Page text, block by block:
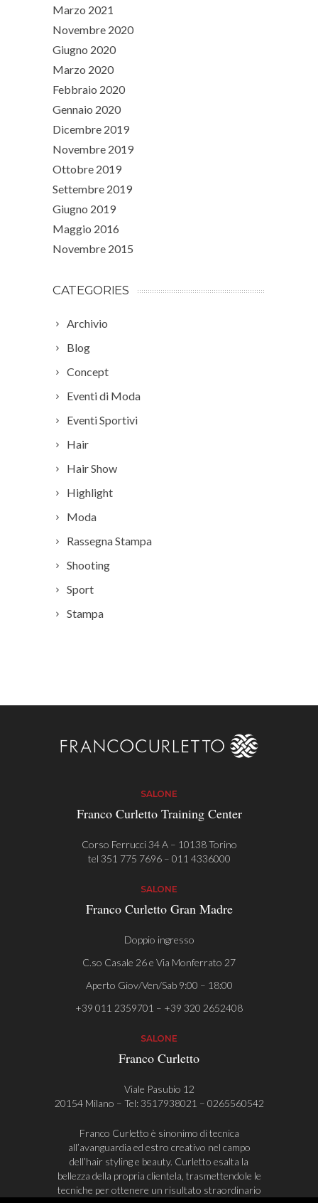
Marzo 2021
Novembre 2020
Giugno 2020
Marzo 2020
Febbraio 2020
Gennaio 2020
Dicembre 2019
Novembre 2019
Ottobre 2019
Settembre 2019
Giugno 2019
Maggio 2016
Novembre 2015
CATEGORIES
Archivio
Blog
Concept
Eventi di Moda
Eventi Sportivi
Hair
Hair Show
Highlight
Moda
Rassegna Stampa
Shooting
Sport
Stampa
SALONE
Franco Curletto Training Center
Corso Ferrucci 34 A – 10138 Torino
tel 351 775 7696– 011 4336000
SALONE
Franco Curletto Gran Madre
Doppio ingresso
C.so Casale 26 e Via Monferrato 27
Aperto Giov/Ven/Sab 9:00 – 18:00
+39 011 2359701 – +39 320 2652408
SALONE
Franco Curletto
Viale Pasubio 12
20154 Milano – Tel:3517938021 – 0265560542
Franco Curletto è sinonimo di tecnica
all’avanguardia ed estro creativo nel campo
dell’hair styling e beauty. Curletto esalta la
bellezza della propria clientela, trasmettendole le
tecniche per ottenere un risultato straordinario